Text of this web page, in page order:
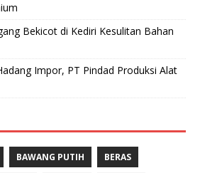
Bekicot di Kediri Kesulitan Bahan
Impor, PT Pindad Produksi Alat
BAWANG PUTIH BERAS